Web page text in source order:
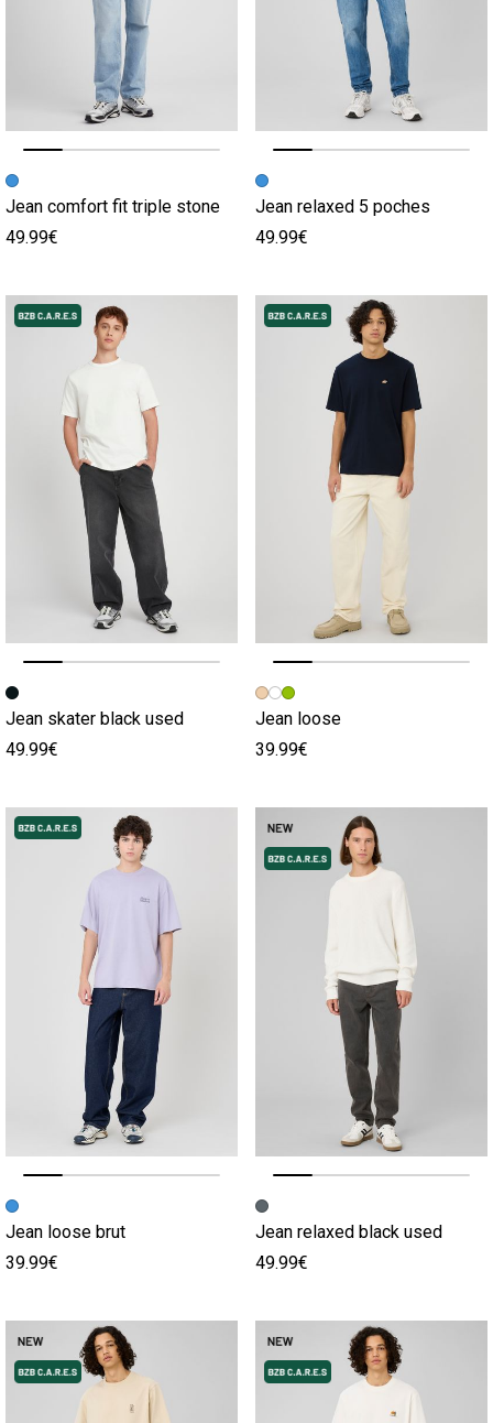
Image précédente
Image suivante
Jean comfort fit triple stone
49.99€
Image précédente
Image suivante
Jean relaxed 5 poches
49.99€
Image précédente
Image suivante
Jean skater black used
49.99€
Image précédente
Image suivante
Jean loose
39.99€
Image précédente
Image suivante
Jean loose brut
39.99€
Image précédente
Image suivante
Jean relaxed black used
49.99€